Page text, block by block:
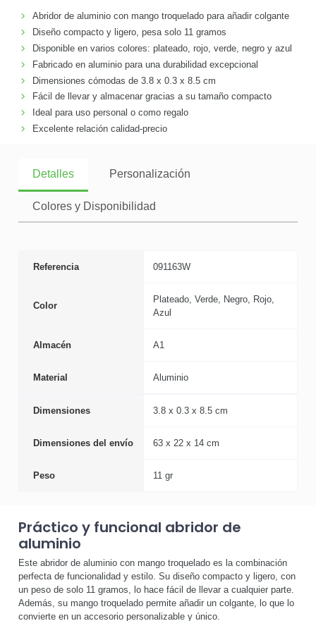
Abridor de aluminio con mango troquelado para añadir colgante
Diseño compacto y ligero, pesa solo 11 gramos
Disponible en varios colores: plateado, rojo, verde, negro y azul
Fabricado en aluminio para una durabilidad excepcional
Dimensiones cómodas de 3.8 x 0.3 x 8.5 cm
Fácil de llevar y almacenar gracias a su tamaño compacto
Ideal para uso personal o como regalo
Excelente relación calidad-precio
Detalles Personalización
Colores y Disponibilidad
Referencia 091163W
Color
Plateado, Verde, Negro, Rojo,
Azul
Almacén A1
Material Aluminio
Dimensiones 3.8 x 0.3 x 8.5 cm
Dimensiones del envío 63 x 22 x 14 cm
Peso 11 gr
Práctico y funcional abridor de
aluminio
Este abridor de aluminio con mango troquelado es la combinación
perfecta de funcionalidad y estilo. Su diseño compacto y ligero, con
un peso de solo 11 gramos, lo hace fácil de llevar a cualquier parte.
Además, su mango troquelado permite añadir un colgante, lo que lo
convierte en un accesorio personalizable y único.